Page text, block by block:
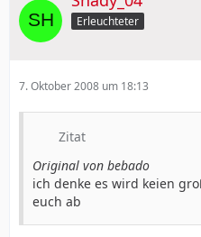
Erleuchteter
7. Oktober 2008 um 18:13
Zitat
Original von bebado
ich denke es wird keien
euch ab